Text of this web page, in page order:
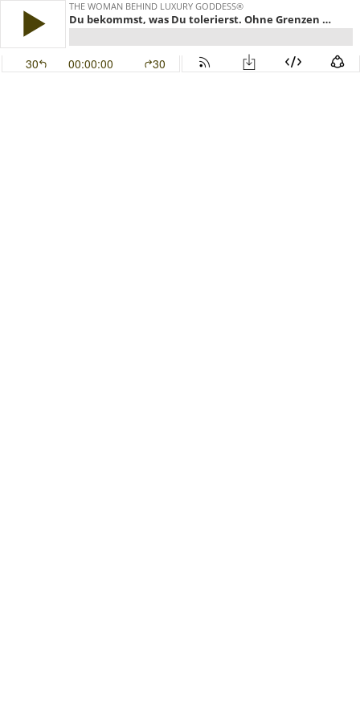
THE WOMAN BEHIND LUXURY GODDESS®
Du bekommst, was Du tolerierst. Ohne Grenzen keine Freiheit!
30 00:00:00 30